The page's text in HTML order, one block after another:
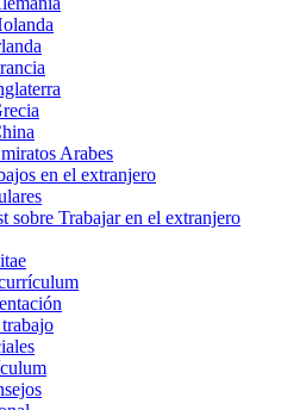
Arabes
en el extranjero
sobre Trabajar en el extranjero